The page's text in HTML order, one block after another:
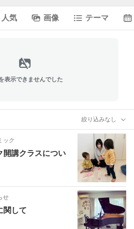
人気 画像 テーマ
表示できませんでした
絞り込みなし
ック
講クラスについ
せ
関して